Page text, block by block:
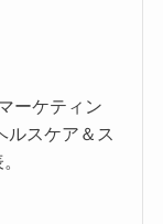
ーケティン
ルスケア＆ス